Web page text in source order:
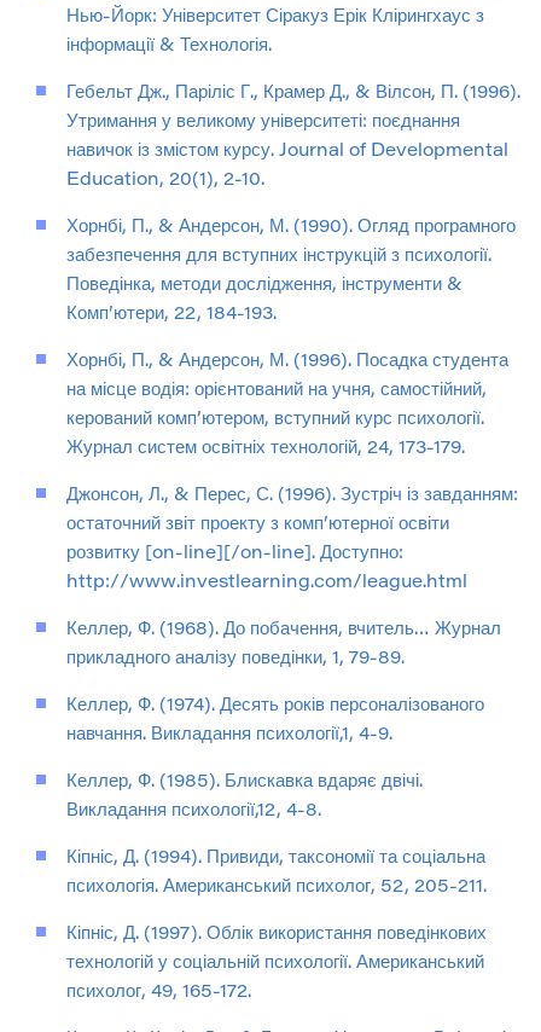
Нью-Йорк: Університет Сіракуз Ерік Клірингхаус з
інформації & Технологія.
Гебельт Дж., Паріліс Г., Крамер Д., & Вілсон, П. (1996).
Утримання у великому університеті: поєднання
навичок із змістом курсу. Journal of Developmental
Education, 20(1), 2-10.
Хорнбі, П., & Андерсон, М. (1990). Огляд програмного
забезпечення для вступних інструкцій з психології.
Поведінка, методи дослідження, інструменти &
Комп’ютери, 22, 184-193.
Хорнбі, П., & Андерсон, М. (1996). Посадка студента
на місце водія: орієнтований на учня, самостійний,
керований комп’ютером, вступний курс психології.
Журнал систем освітніх технологій, 24, 173-179.
Джонсон, Л., & Перес, С. (1996). Зустріч із завданням:
остаточний звіт проекту з комп’ютерної освіти
розвитку [on-line][/on-line]. Доступно:
http://www.investlearning.com/league.html
Келлер, Ф. (1968). До побачення, вчитель… Журнал
прикладного аналізу поведінки, 1, 79-89.
Келлер, Ф. (1974). Десять років персоналізованого
навчання. Викладання психології,1, 4-9.
Келлер, Ф. (1985). Блискавка вдаряє двічі.
Викладання психології,12, 4-8.
Кіпніс, Д. (1994). Привиди, таксономії та соціальна
психологія. Американський психолог, 52, 205-211.
Кіпніс, Д. (1997). Облік використання поведінкових
технологій у соціальній психології. Американський
психолог, 49, 165-172.